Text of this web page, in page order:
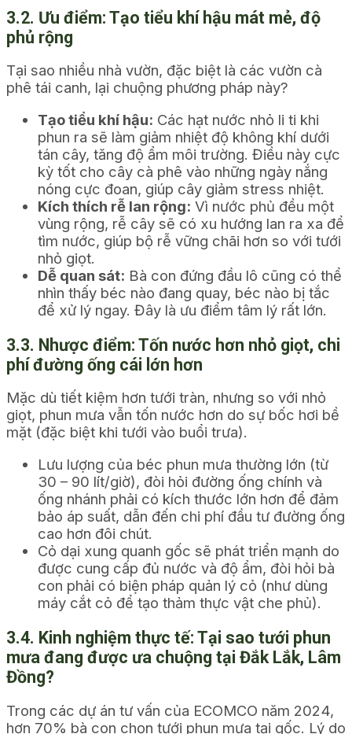
3.2. Ưu điểm: Tạo tiểu khí hậu mát mẻ, độ
phủ rộng
Tại sao nhiều nhà vườn, đặc biệt là các vườn cà
phê tái canh, lại chuộng phương pháp này?
Tạo tiểu khí hậu: Các hạt nước nhỏ li ti khi
phun ra sẽ làm giảm nhiệt độ không khí dưới
tán cây, tăng độ ẩm môi trường. Điều này cực
kỳ tốt cho cây cà phê vào những ngày nắng
nóng cực đoan, giúp cây giảm stress nhiệt.
Kích thích rễ lan rộng: Vì nước phủ đều một
vùng rộng, rễ cây sẽ có xu hướng lan ra xa để
tìm nước, giúp bộ rễ vững chãi hơn so với tưới
nhỏ giọt.
Dễ quan sát: Bà con đứng đầu lô cũng có thể
nhìn thấy béc nào đang quay, béc nào bị tắc
để xử lý ngay. Đây là ưu điểm tâm lý rất lớn.
3.3. Nhược điểm: Tốn nước hơn nhỏ giọt, chi
phí đường ống cái lớn hơn
Mặc dù tiết kiệm hơn tưới tràn, nhưng so với nhỏ
giọt, phun mưa vẫn tốn nước hơn do sự bốc hơi bề
mặt (đặc biệt khi tưới vào buổi trưa).
Lưu lượng của béc phun mưa thường lớn (từ
30 – 90 lít/giờ), đòi hỏi đường ống chính và
ống nhánh phải có kích thước lớn hơn để đảm
bảo áp suất, dẫn đến chi phí đầu tư đường ống
cao hơn đôi chút.
Cỏ dại xung quanh gốc sẽ phát triển mạnh do
được cung cấp đủ nước và độ ẩm, đòi hỏi bà
con phải có biện pháp quản lý cỏ (như dùng
máy cắt cỏ để tạo thảm thực vật che phủ).
3.4. Kinh nghiệm thực tế: Tại sao tưới phun
mưa đang được ưa chuộng tại Đắk Lắk, Lâm
Đồng?
Trong các dự án tư vấn của ECOMCO năm 2024,
hơn 70% bà con chọn tưới phun mưa tại gốc. Lý do